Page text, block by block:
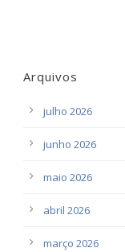
Arquivos
julho 2026
junho 2026
maio 2026
abril 2026
março 2026